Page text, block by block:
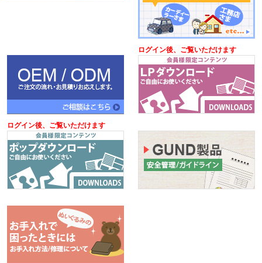
ログイン後、ご覧いただけます
ログイン後、ご覧いただけます